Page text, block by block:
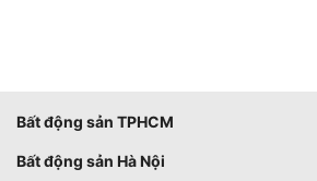
Bất động sản TPHCM
Bất động sản Hà Nội